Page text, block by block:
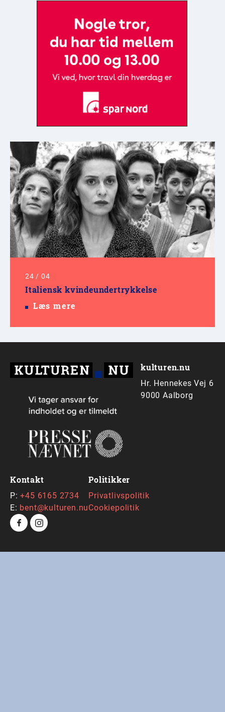
24 / 04
Italiensk kvindeundertrykkelse
Læs mere
kulturen.nu
Hr. Hennekes Vej 6
9000 Aalborg
Kontakt
P:+45 6165 2734
E: bent@kulturen.nu
Politikker
Privatlivspolitik
Cookiepolitik